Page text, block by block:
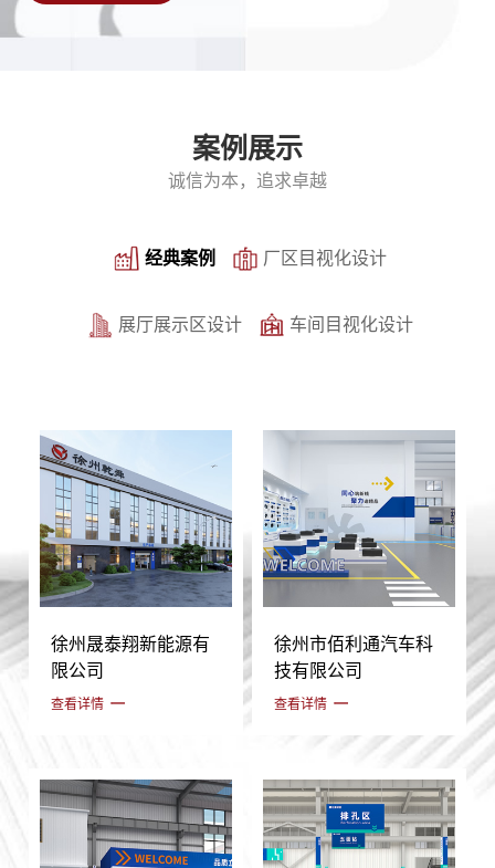
案例展示
诚信为本，追求卓越
经典案例 厂区目视化设计
展厅展示区设计 车间目视化设计
徐州晟泰翔新能源有
限公司
查看详情
徐州市佰利通汽车科
技有限公司
查看详情